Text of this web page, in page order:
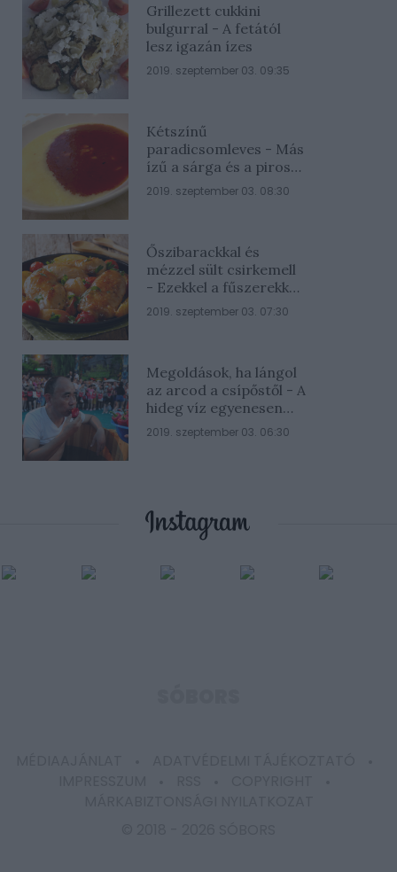
Grillezett cukkini
bulgurral - A fetától
lesz igazán ízes
2019. szeptember 03. 09:35
Kétszínű
paradicsomleves - Más
ízű a sárga és a piros
rész
2019. szeptember 03. 08:30
Őszibarackkal és
mézzel sült csirkemell
- Ezekkel a fűszerekkel
lesz a legfinomabb
2019. szeptember 03. 07:30
Megoldások, ha lángol
az arcod a csípőstől - A
hideg víz egyenesen
rossz ötlet
2019. szeptember 03. 06:30